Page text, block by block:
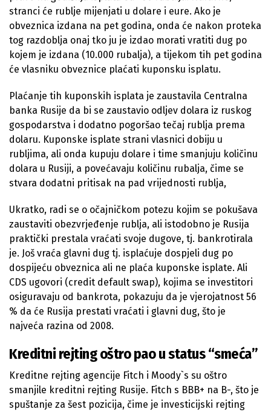
stranci će rublje mijenjati u dolare i eure. Ako je
obveznica izdana na pet godina, onda će nakon proteka
tog razdoblja onaj tko ju je izdao morati vratiti dug po
kojem je izdana (10.000 rubalja), a tijekom tih pet godina
će vlasniku obveznice plaćati kuponsku isplatu.
Plaćanje tih kuponskih isplata je zaustavila Centralna
banka Rusije da bi se zaustavio odljev dolara iz ruskog
gospodarstva i dodatno pogoršao tečaj rublja prema
dolaru. Kuponske isplate strani vlasnici dobiju u
rubljima, ali onda kupuju dolare i time smanjuju količinu
dolara u Rusiji, a povećavaju količinu rubalja, čime se
stvara dodatni pritisak na pad vrijednosti rublja,
Ukratko, radi se o očajničkom potezu kojim se pokušava
zaustaviti obezvrjeđenje rublja, ali istodobno je Rusija
praktički prestala vraćati svoje dugove, tj. bankrotirala
je. Još vraća glavni dug tj. isplaćuje dospjeli dug po
dospijeću obveznica ali ne plaća kuponske isplate. Ali
CDS ugovori (credit default swap), kojima se investitori
osiguravaju od bankrota, pokazuju da je vjerojatnost 56
% da će Rusija prestati vraćati i glavni dug, što je
najveća razina od 2008.
Kreditni rejting oštro pao u status “smeća”
Kreditne rejting agencije Fitch i Moody`s su oštro
smanjile kreditni rejting Rusije. Fitch s BBB+ na B-, što je
spuštanje za šest pozicija, čime je investicijski rejting